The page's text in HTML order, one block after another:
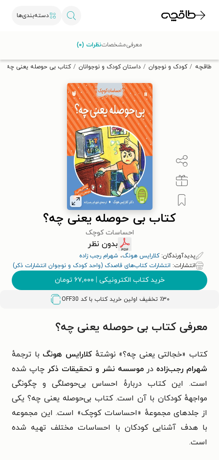
دسته‌بندی‌ها
تخفیف از طاقچه دریافت کن.
طاقچه کودک و نوجوان داستان کودک و نوجوانان کتاب بی حوصله یعنی چه؟
کتاب بی حوصله یعنی چه؟
احساسات کوچک
بدون نظر
پدیدآورندگان:کلارایس هونگ، شهرام رجب زاده
انتشارات: انتشارات کتاب‌های قاصدک (واحد کودک و نوجوان انتشارات ذکر)
خرید کتاب الکترونیکی | ۶۷,۰۰۰ تومان
٪۳۰ تخفیف اولین خرید کتاب با کد OFF30
معرفیمشخصاتنظرات (۰)
معرفی کتاب بی حوصله یعنی چه؟
کتاب «خجالتی یعنی چه؟» نوشتهٔکلارایس هونگ با ترجمهٔ
شهرام رجب‌زاده در موسسه نشر و تحقیقات ذکر چاپ شده
است. این کتاب دربارهٔ احساس بی‌حوصلگی و چگونگی
مواجههٔ کودکان با آن است. کتاب بی‌حوصله یعنی چه؟ یکی
از جلدهای مجموعهٔ «احساسات کوچک» است. این مجموعه
با هدف آشنایی کودکان با احساسات مختلف تهیه شده
است.